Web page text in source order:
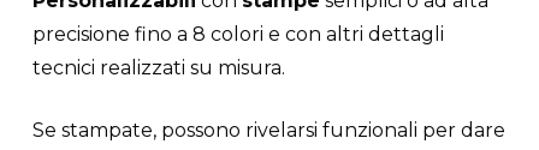
precisione fino a 8 colori e con altri dettagli
tecnici realizzati su misura.
Se stampate, possono rivelarsi funzionali per dare